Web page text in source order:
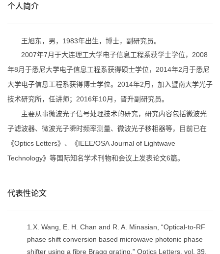
个人简介
王旭东，男，1983年出生，博士，副研究员。
2007年7月于大连理工大学电子信息工程系获学士学位，2008
年8月于悉尼大学电子信息工程系获得硕士学位，2014年2月于悉尼
大学电子信息工程系获得博士学位。2014年2月，加入暨南大学光子
技术研究所，任讲师；2016年10月，晋升副研究员。
主要从事微波光子信号处理技术的研究，研究内容包括微波光
子滤波器、微波光子瞬时频率测量、微波光子移相器等，目前已在
《Optics Letters》、《IEEE/OSA Journal of Lightwave
Technology》等国际知名学术刊物和会议上发表论文6篇。
代表性论文
1.X. Wang, E. H. Chan and R. A. Minasian, “Optical-to-RF
phase shift conversion based microwave photonic phase
shifter using a fibre Bragg grating,” Optics Letters, vol. 39,